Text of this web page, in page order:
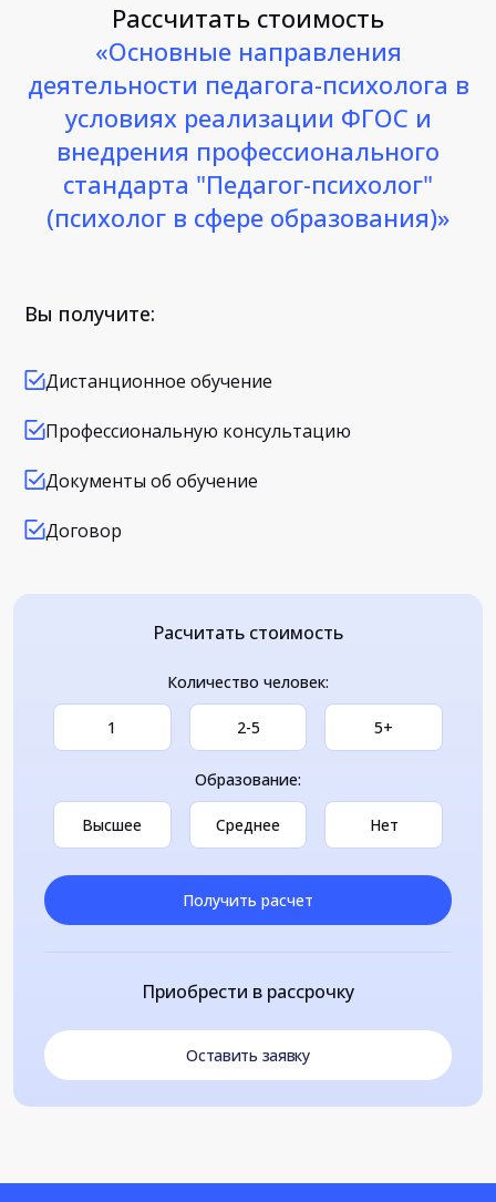
Рассчитать стоимость
«Основные направления
деятельности педагога-психолога в
условиях реализации ФГОС и
внедрения профессионального
стандарта "Педагог-психолог"
(психолог в сфере образования)»
Вы получите:
Дистанционное обучение
Профессиональную консультацию
Документы об обучение
Договор
Расчитать стоимость
Количество человек:
1 2-5 5+
Образование:
Высшее Среднее Нет
Получить расчет
Приобрести в рассрочку
Оставить заявку